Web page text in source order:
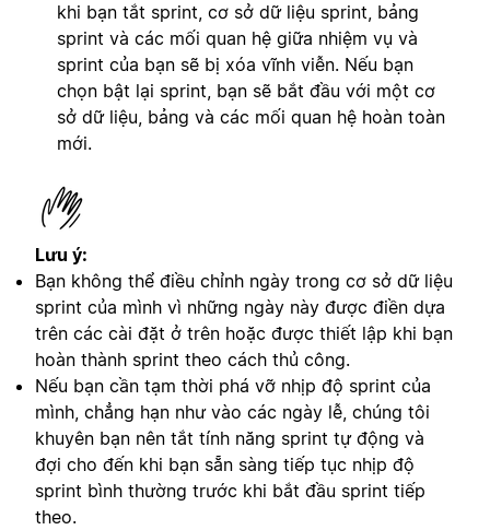
khi bạn tắt sprint, cơ sở dữ liệu sprint, bảng
sprint và các mối quan hệ giữa nhiệm vụ và
sprint của bạn sẽ bị xóa vĩnh viễn. Nếu bạn
chọn bật lại sprint, bạn sẽ bắt đầu với một cơ
sở dữ liệu, bảng và các mối quan hệ hoàn toàn
mới.
Lưu ý:
Bạn không thể điều chỉnh ngày trong cơ sở dữ liệu
sprint của mình vì những ngày này được điền dựa
trên các cài đặt ở trên hoặc được thiết lập khi bạn
hoàn thành sprint theo cách thủ công.
Nếu bạn cần tạm thời phá vỡ nhịp độ sprint của
mình, chẳng hạn như vào các ngày lễ, chúng tôi
khuyên bạn nên tắt tính năng sprint tự động và
đợi cho đến khi bạn sẵn sàng tiếp tục nhịp độ
sprint bình thường trước khi bắt đầu sprint tiếp
theo.